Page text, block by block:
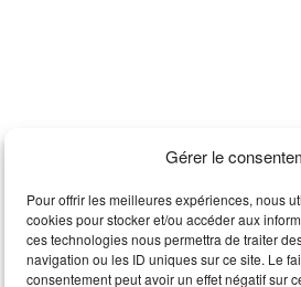
Gérer le
Pour offrir les meilleures expériences, nous
cookies pour stocker et/ou accéder aux
ces technologies nous permettra de traiter
navigation ou les ID uniques sur ce site. Le
consentement peut avoir un effet négatif sur